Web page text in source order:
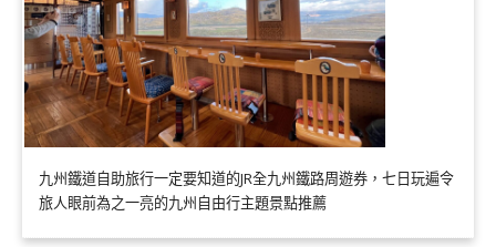
九州鐵道自助旅行一定要知道的JR全九州鐵路周遊券，七日玩遍令
旅人眼前為之一亮的九州自由行主題景點推薦